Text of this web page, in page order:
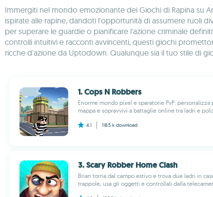
Immergiti nel mondo emozionante dei Giochi di Rapina su
ispirate alle rapine, dandoti l'opportunità di assumere ruoli
per superare le guardie o pianificare l'azione criminale
controlli intuitivi e racconti avvincenti, questi giochi
ricche d'azione da Uptodown. Qualunque sia il tuo stile di
1. Cops N Robbers
Enorme mondo pixel e sparatorie PvP:
mappa e sopravvivi a battaglie online tra ladri e
4.1 118.5 k download
3. Scary Robber Home Clash
Brian torna dal campo estivo e trova due ladri in
trappole, usa gli oggetti e controllali dalla